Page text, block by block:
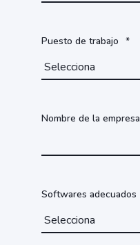
Puesto de trabajo *
Nombre de la empresa
Softwares adecuados